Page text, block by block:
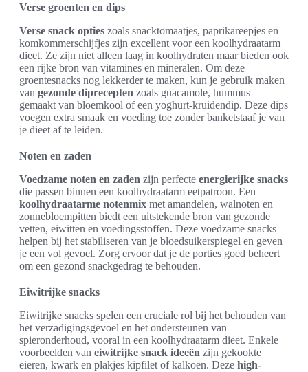
Verse groenten en dips
Verse snack opties zoals snacktomaatjes, paprikareepjes en
komkommerschijfjes zijn excellent voor een koolhydraatarm
dieet. Ze zijn niet alleen laag in koolhydraten maar bieden ook
een rijke bron van vitamines en mineralen. Om deze
groentesnacks nog lekkerder te maken, kun je gebruik maken
van gezonde diprecepten zoals guacamole, hummus
gemaakt van bloemkool of een yoghurt-kruidendip. Deze dips
voegen extra smaak en voeding toe zonder banketstaaf je van
je dieet af te leiden.
Noten en zaden
Voedzame noten en zaden zijn perfecte energierijke snacks
die passen binnen een koolhydraatarm eetpatroon. Een
koolhydraatarme notenmix met amandelen, walnoten en
zonnebloempitten biedt een uitstekende bron van gezonde
vetten, eiwitten en voedingsstoffen. Deze voedzame snacks
helpen bij het stabiliseren van je bloedsuikerspiegel en geven
je een vol gevoel. Zorg ervoor dat je de porties goed beheert
om een gezond snackgedrag te behouden.
Eiwitrijke snacks
Eiwitrijke snacks spelen een cruciale rol bij het behouden van
het verzadigingsgevoel en het ondersteunen van
spieronderhoud, vooral in een koolhydraatarm dieet. Enkele
voorbeelden van eiwitrijke snack ideeën zijn gekookte
eieren, kwark en plakjes kipfilet of kalkoen. Deze high-